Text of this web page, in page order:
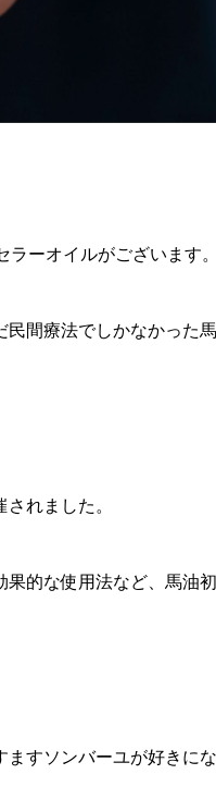
ーオイルがございます。
間療法でしかなかった
れました。
果的な使用法など、馬油
すソンバーユが好きにな